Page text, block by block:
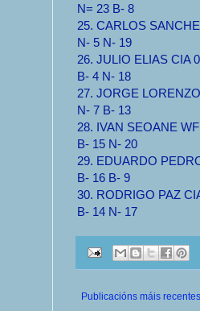
N= 23 B- 8
25. CARLOS
N- 5 N- 19
26. JULIO ELIAS CIA
B- 4 N- 18
27. JORGE
N- 7 B- 13
28. IVAN SEOANE
B- 15 N- 20
29. EDUARDO
B- 16 B- 9
30. RODRIGO PAZ
B- 14 N- 17
Publicacións máis recentes